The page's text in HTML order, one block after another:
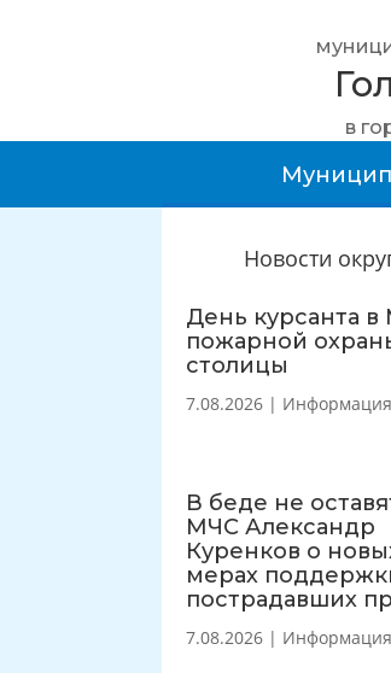
в
Новости
День курсанта в
пожарной
столицы
7.08.2026 |
В беде не
МЧС Александр
Куренков о
мерах
пострадавших
7.08.2026 |